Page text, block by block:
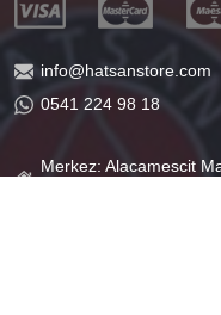
info@hatsanstore.com
0541 224 98 18
Merkez: Alacamescit